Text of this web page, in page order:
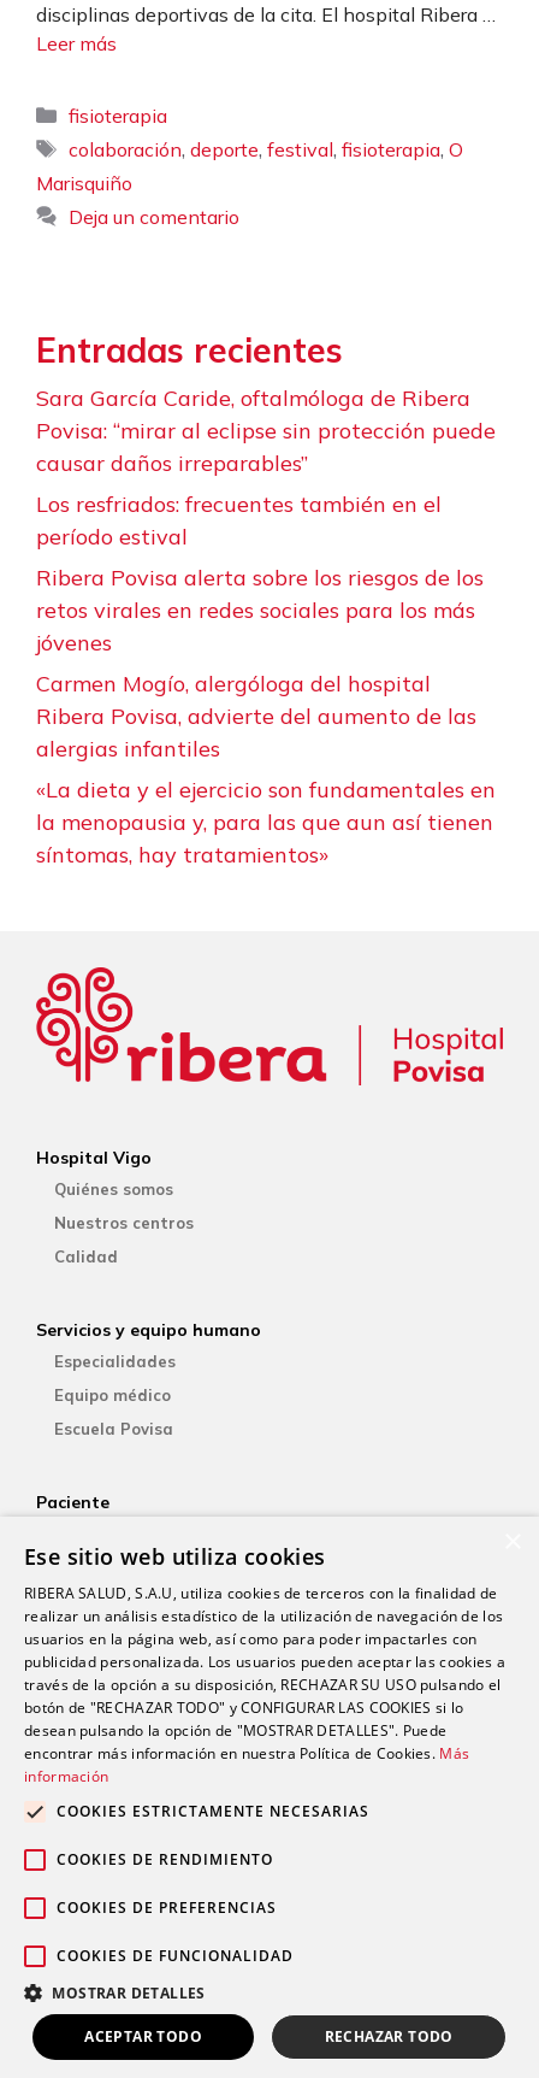
LLÁMANOS PIDE TU CITA
disciplinas deportivas de la cita. El hospital Ribera …
Leer más
Categorías
fisioterapia
Etiquetas
colaboración,deporte,festival,fisioterapia,O
Marisquiño
Deja un comentario
Entradas recientes
Sara García Caride, oftalmóloga de Ribera
Povisa: “mirar al eclipse sin protección puede
causar daños irreparables”
Los resfriados: frecuentes también en el
período estival
Ribera Povisa alerta sobre los riesgos de los
retos virales en redes sociales para los más
jóvenes
Carmen Mogío, alergóloga del hospital
Ribera Povisa, advierte del aumento de las
alergias infantiles
«La dieta y el ejercicio son fundamentales en
la menopausia y, para las que aun así tienen
síntomas, hay tratamientos»
Hospital Vigo
Quiénes somos
Nuestros centros
Calidad
Servicios y equipo humano
Especialidades
Equipo médico
Escuela Povisa
Paciente
YOsalud
Atención al paciente
Guía del paciente
Consentimiento informado
Paciente internacional
Investigación
Actualidad
Fondos públicos
Contacto
© 2026 Grupo sanitario Ribera Aviso legal |Política de
Ese sitio web utiliza cookies
RIBERA SALUD, S.A.U, utiliza cookies de terceros con la finalidad de
realizar un análisis estadístico de la utilización de navegación de los
usuarios en la página web, así como para poder impactarles con
publicidad personalizada. Los usuarios pueden aceptar las cookies a
través de la opción a su disposición, RECHAZAR SU USO pulsando el
botón de "RECHAZAR TODO" y CONFIGURAR LAS COOKIES si lo
desean pulsando la opción de "MOSTRAR DETALLES". Puede
encontrar más información en nuestra Política de Cookies. Más
información
COOKIES ESTRICTAMENTE NECESARIAS
COOKIES DE RENDIMIENTO
COOKIES DE PREFERENCIAS
COOKIES DE FUNCIONALIDAD
MOSTRAR DETALLES
ACEPTAR TODO RECHAZAR TODO